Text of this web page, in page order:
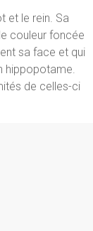
et le rein. Sa
couleur foncée
sa face et qui
hippopotame.
de celles-ci